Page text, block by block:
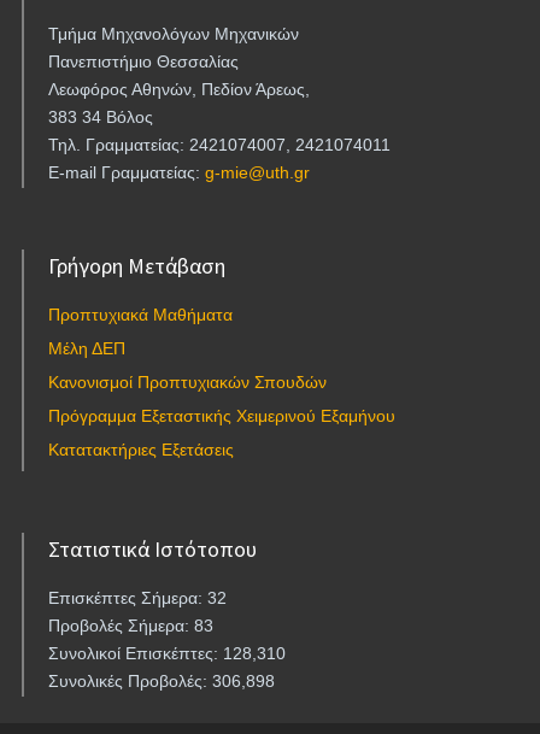
Τμήμα Μηχανολόγων Μηχανικών
Πανεπιστήμιο Θεσσαλίας
Λεωφόρος Αθηνών, Πεδίον Άρεως,
383 34 Βόλος
Τηλ. Γραμματείας: 2421074007, 2421074011
E-mail Γραμματείας: g-mie@uth.gr
Γρήγορη Μετάβαση
Προπτυχιακά Μαθήματα
Μέλη ΔΕΠ
Κανονισμοί Προπτυχιακών Σπουδών
Πρόγραμμα Εξεταστικής Χειμερινού Εξαμήνου
Κατατακτήριες Εξετάσεις
Στατιστικά Ιστότοπου
Επισκέπτες Σήμερα: 32
Προβολές Σήμερα: 83
Συνολικοί Επισκέπτες: 128,310
Συνολικές Προβολές: 306,898